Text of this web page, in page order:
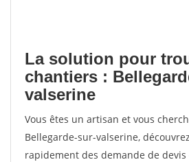
La solution pour
chantiers :
valserine
Vous êtes un artisan et vous
Bellegarde-sur-valserine,
rapidement des demande de